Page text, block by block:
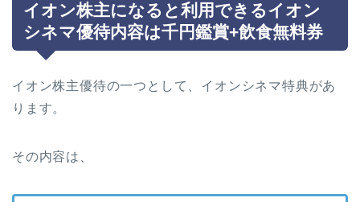
イオン株主になると利用できるイオン
シネマ優待内容は千円鑑賞+飲食無料券
イオン株主優待の一つとして、イオンシネマ特典があ
ります。
その内容は、